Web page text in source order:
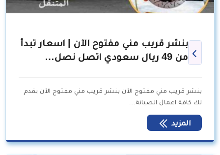
بنشر قريب مني مفتوح الآن | اسعار تبدأ
من 49 ريال سعودي اتصل نصل…
بنشر قريب مني مفتوح الآن بنشر قريب مني مفتوح الآن يقدم
لك كافة اعمال الصيانة…
المزيد